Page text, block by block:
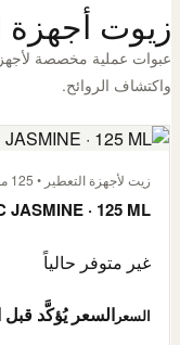
زيوت أجهزة
عبوات عملية مخصصة
واكتشاف الروائح.
زيت لأجهزة التعطير • 125 مل
JASMINE · 125 ML
غير متوفر حالياً
السعر السعر يُؤكَّد